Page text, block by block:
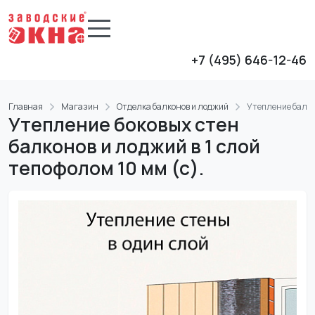
+7 (495) 646-12-46
Главная Магазин Отделка балконов и лоджий Утепление
Утепление боковых стен
балконов и лоджий в 1 слой
тепофолом 10 мм (с).